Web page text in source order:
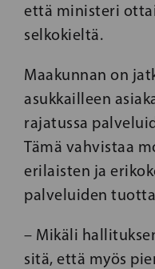
että ministeri
selkokieltä.
Maakunnan on
asukkailleen
rajatussa
Tämä vahvistaa
erilaisten ja
palveluiden
– Mikäli
sitä, että myös